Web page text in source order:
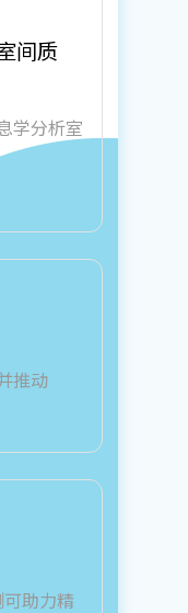
间质
学分析室
推动
助力精